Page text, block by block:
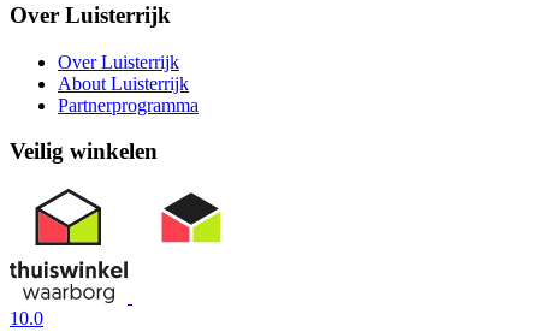
Over Luisterrijk
Over Luisterrijk
About Luisterrijk
Partnerprogramma
Veilig winkelen
10.0